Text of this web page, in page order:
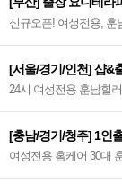
신규오픈! 여성전용, 훈
[서울/경기/인천] 샵&
디시/스파
24시 여성전용 훈남힐
[충남/경기/청주] 1인
여성전용 홈케어 30대